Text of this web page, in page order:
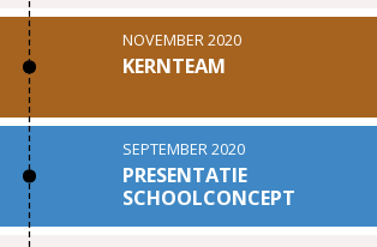
NOVEMBER 2020
KERNTEAM
SEPTEMBER 2020
PRESENTATIE
SCHOOLCONCEPT